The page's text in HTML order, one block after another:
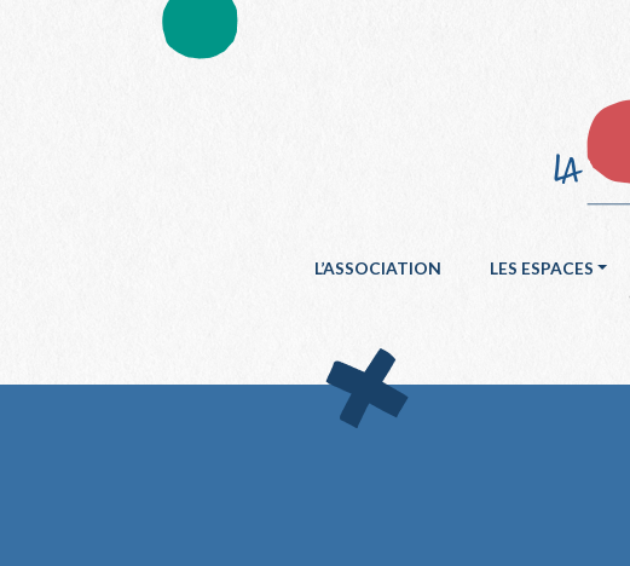
L’ASSOCIATION LES ESPACES